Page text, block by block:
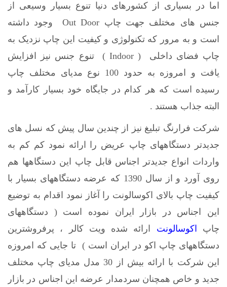
اما در بسیاری از کشورهای دنیا تنوع بسیار وسیعی از
جنس های مختلف جهت چاپ Out Door وجود داشته
است و به مرور که تکنولوژی و کیفیت این چاپ نزدیک به
چاپ فضای داخلی ( Indoor ) تنوع جنس نیز افزایش
یافت و امروزه به حدود 100 نوع مدیای مختلف چاپ
رسیده است که هر کدام در جایگاه خود بسیار کارآمد و
البته جذاب هستند .
شرکت فرارنگ تبلیغ نیز از چندین سال پیش که نسل های
جدیدتر دستگاههای چاپ عریض را ارائه نمود کم کم به
واردات انواع جدیدتر اجناس قابل چاپ این دستگاهها هم
روی آورد و از سال 1390 که عرضه دستگاههای بسیار با
کیفیت چاپ بالای اکوسالونت را آغاز نمود اقدام به توضیع
این اجناس در بازار ایران نموده است ( دستگاههای
چاپ اکوسالونت
ارائه شده ویت کالر ، پرفروشترین
دستگاههای چاپ اکو در ایران است ) تا جایی که امروزه
این شرکت با ارائه بیش از 30 مدل مدیای چاپ مختلف
جدید و خاص همچنان سردمدار عرضه این اجناس در بازار